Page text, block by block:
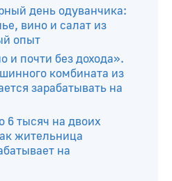
день одуванчика:
вино и салат из
опыт
и почти без дохода».
комбината из
зарабатывать на
6 тысяч на двоих
жительница
на